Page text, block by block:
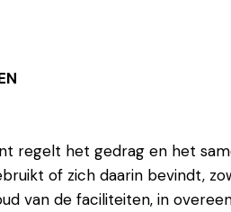
regelt het gedrag en het
of zich daarin bevindt,
van de faciliteiten, in